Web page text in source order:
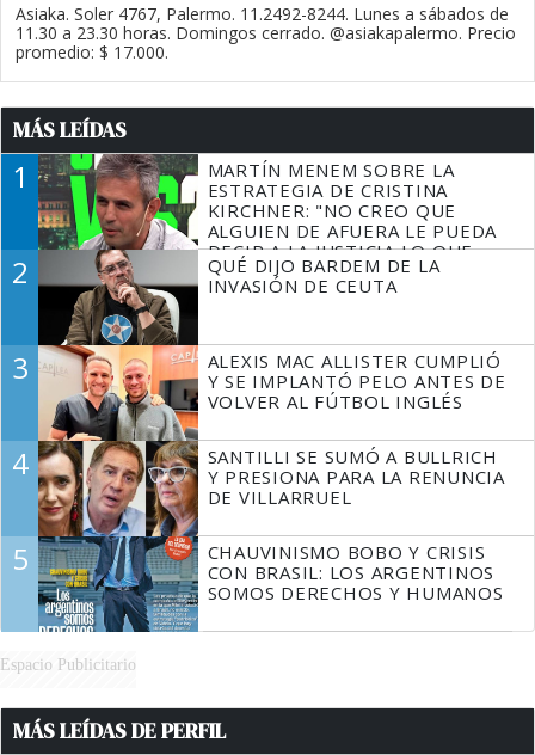
Asiaka. Soler 4767, Palermo. 11.2492-8244. Lunes a sábados de
11.30 a 23.30 horas. Domingos cerrado. @asiakapalermo. Precio
promedio: $ 17.000.
MÁS LEÍDAS
1
MARTÍN MENEM SOBRE LA
ESTRATEGIA DE CRISTINA
KIRCHNER: "NO CREO QUE
ALGUIEN DE AFUERA LE PUEDA
DECIR A LA JUSTICIA LO QUE
TIENE QUE HACER"
2
QUÉ DIJO BARDEM DE LA
INVASIÓN DE CEUTA
3
ALEXIS MAC ALLISTER CUMPLIÓ
Y SE IMPLANTÓ PELO ANTES DE
VOLVER AL FÚTBOL INGLÉS
4
SANTILLI SE SUMÓ A BULLRICH
Y PRESIONA PARA LA RENUNCIA
DE VILLARRUEL
5
CHAUVINISMO BOBO Y CRISIS
CON BRASIL: LOS ARGENTINOS
SOMOS DERECHOS Y HUMANOS
Espacio Publicitario
MÁS LEÍDAS DE PERFIL